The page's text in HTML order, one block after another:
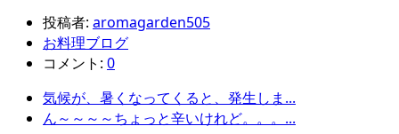
投稿者: aromagarden505
お料理ブログ
コメント: 0
気候が、暑くなってくると、発生しま...
ん～～～～ちょっと辛いけれど。。。...